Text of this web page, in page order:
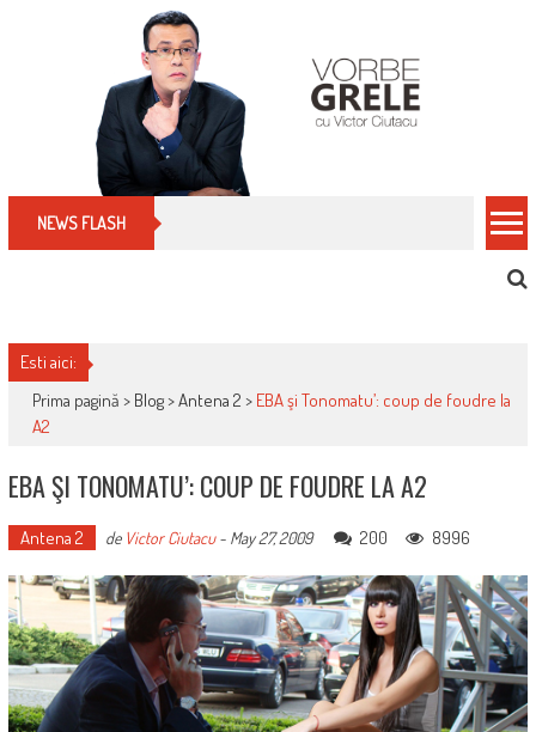
NEWS FLASH Cum îți schimbi, rapid, gratuit și eficient,
Esti aici:
Prima pagină > Blog>Antena 2 > EBA şi Tonomatu’: coup de foudre la
A2
EBA ŞI TONOMATU’: COUP DE FOUDRE LA A2
Antena 2 de Victor Ciutacu- May 27, 2009 200 8996